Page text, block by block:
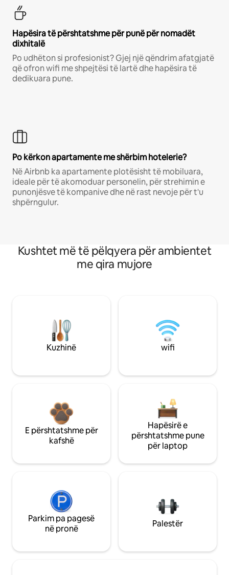
Hapësira të përshtatshme për punë për nomadët
dixhitalë
Po udhëton si profesionist? Gjej një qëndrim afatgjatë
që ofron wifi me shpejtësi të lartë dhe hapësira të
dedikuara pune.
Po kërkon apartamente me shërbim hotelerie?
Në Airbnb ka apartamente plotësisht të mobiluara,
ideale për të akomoduar personelin, për strehimin e
punonjësve të kompanive dhe në rast nevoje për t'u
shpërngulur.
Kushtet më të pëlqyera për ambientet
me qira mujore
Kuzhinë wifi
E përshtatshme për
kafshë
Hapësirë e
përshtatshme pune
për laptop
Parkim pa pagesë
në pronë
Palestër